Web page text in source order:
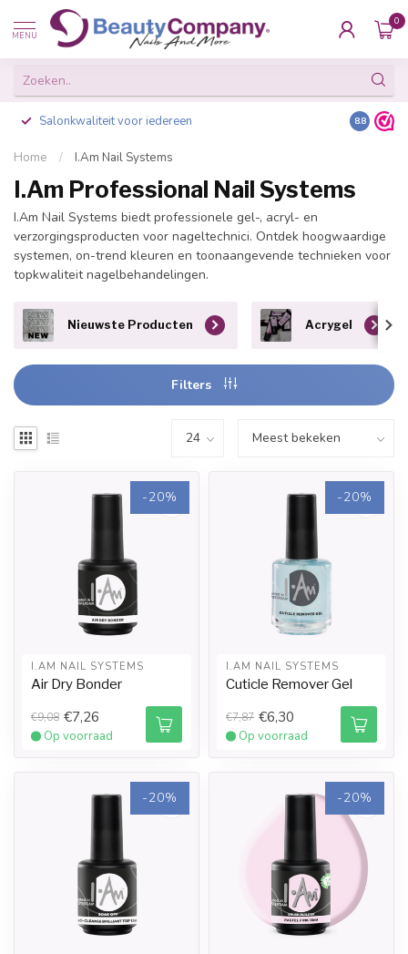
MENU
0
Salonkwaliteit voor iedereen Gratis
8.8
Home / I.Am Nail Systems
I.Am Professional Nail Systems
I.Am Nail Systems biedt professionele gel-, acryl- en
verzorgingsproducten voor nageltechnici. Ontdek hoogwaardige
systemen, on-trend kleuren en toonaangevende technieken voor
topkwaliteit nagelbehandelingen.
Nieuwste Producten Acrygel
Filters
-20%
I.AM NAIL SYSTEMS
Air Dry Bonder
€9,08 €7,26
Op voorraad
-20%
I.AM NAIL SYSTEMS
Cuticle Remover Gel
€7,87 €6,30
Op voorraad
-20% -20%